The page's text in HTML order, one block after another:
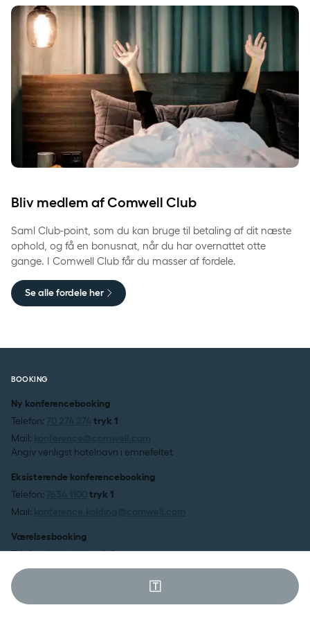
🇹
Bliv medlem af Comwell Club
Saml Club-point, som du kan bruge til betaling af dit næste
ophold, og få en bonusnat, når du har overnattet otte
gange. I Comwell Club får du masser af fordele.
Se alle fordele her
BOOKING
Ny konferencebooking
Telefon:
tryk 1
Mail:
Angiv venligst hotelnavn i emnefeltet
Eksisterende konferencebooking
Telefon:
tryk 1
Mail:
Værelsesbooking
Telefon:7634 1100tryk 2
Mail:booking@comwell.com
Angiv venligst hotelnavn i emnefeltet